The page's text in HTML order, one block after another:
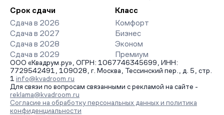
Срок сдачи
Сдача в 2026
Сдача в 2027
Сдача в 2028
Сдача в 2029
Класс
Комфорт
Бизнес
Эконом
Премиум
ООО «Квадрум.ру», ОГРН: 1067746345699, ИНН:
7729542491, 109028, г. Москва, Тессинский пер., д. 5, стр.
1 info@kvadroom.ru
Для связи по вопросам связанными с рекламой на сайте -
reklama@kvadroom.ru
Согласие на обработку персональных данных и политика
конфиденциальности